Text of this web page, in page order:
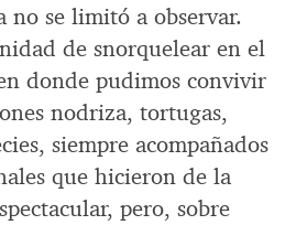
no se limitó a observar.
de snorquelear en el
donde pudimos convivir
nodriza, tortugas,
siempre acompañados
que hicieron de la
pero, sobre